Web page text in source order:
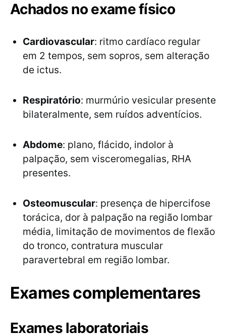
Achados no exame físico
Cardiovascular: ritmo cardíaco regular
em 2 tempos, sem sopros, sem alteração
de ictus.
Respiratório: murmúrio vesicular presente
bilateralmente, sem ruídos adventícios.
Abdome: plano, flácido, indolor à
palpação, sem visceromegalias, RHA
presentes.
Osteomuscular: presença de hipercifose
torácica, dor à palpação na região lombar
média, limitação de movimentos de flexão
do tronco, contratura muscular
paravertebral em região lombar.
Exames complementares
Exames laboratoriais